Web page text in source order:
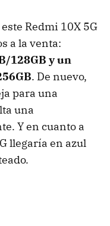
Redmi 10X 5G
a la venta:
128GB y un
. De nuevo,
para una
una
Y en cuanto a
llegaría en azul